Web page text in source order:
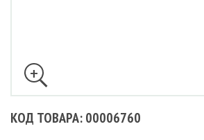
КОД ТОВАРА: 00006760